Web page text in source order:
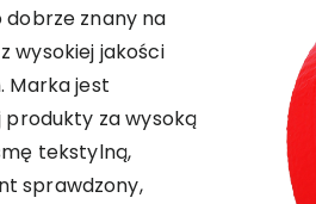
znany na
wysokiej jakości
Marka jest
produkty za wysoką
tekstylną,
sprawdzony,